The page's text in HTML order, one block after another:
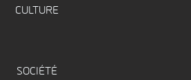
CULTURE
SOCIÉTÉ